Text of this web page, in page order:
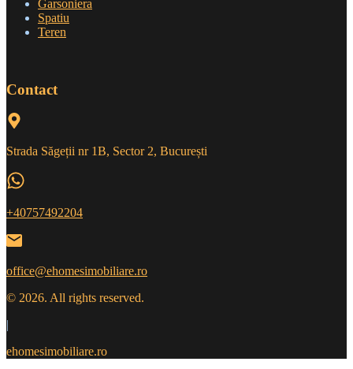
Garsoniera
Spatiu
Teren
Contact
Strada Săgeții nr 1B, Sector 2, București
+40757492204
office@ehomesimobiliare.ro
© 2026. All rights reserved.
|
ehomesimobiliare.ro